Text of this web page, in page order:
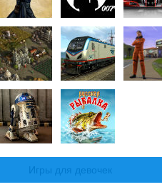
Игры для девочек